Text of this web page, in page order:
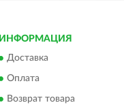
ИНФОРМАЦИЯ
Доставка
Оплата
Возврат товара